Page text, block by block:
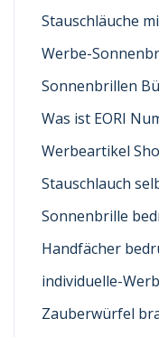
Stauschläuche
Werbe-
Sonnenbrillen
Was ist EORI
Werbeartikel
Stauschlauch
Sonnenbrille
Handfächer
individuelle-
Zauberwürfel